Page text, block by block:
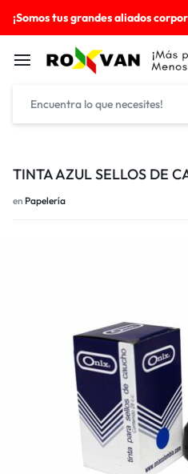
¡Somos tus grandes aliados
TINTA AZUL SELLOS DE
en Papelería